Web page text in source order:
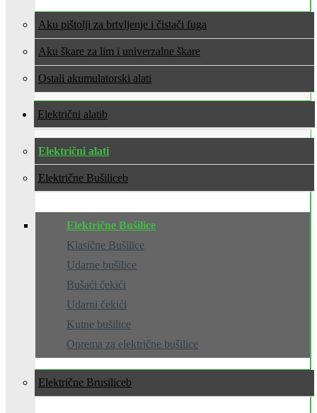
Aku pištolji za brtvljenje i čistači fuga
Aku škare za lim i univerzalne škare
Ostali akumulatorski alati
Električni alati
Električni alati
Električne Bušilice
Električne Bušilice
Klasične Bušilice
Udarne bušilice
Bušaći čekići
Udarni čekići
Kutne bušilice
Oprema za električne bušilice
Električne Brusilice